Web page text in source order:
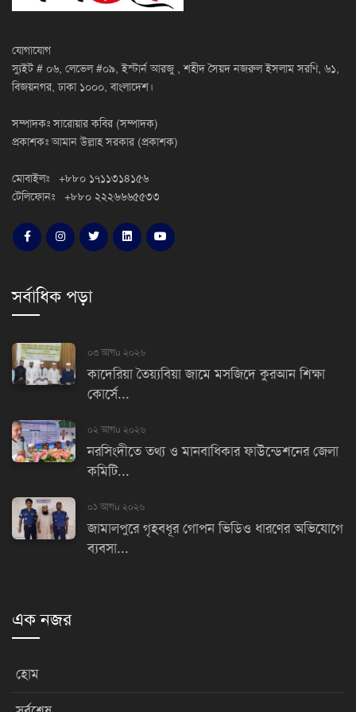
যোগাযোগ
স্যুইট # ০৬, লেভেল #০৯, ইস্টার্ন আরজু , শহীদ সৈয়দ নজরুল ইসলাম সরণি, ৬১,
বিজয়নগর, ঢাকা ১০০০, বাংলাদেশ।
সম্পাদকঃ সারোয়ার কবির (সম্পাদক)
প্রকাশকঃ আমান উল্লাহ সরকার (প্রকাশক)
মোবাইলঃ +৮৮০ ১৭১১৩১৪১৫৬
টেলিফোনঃ +৮৮০ ২২২৬৬৬৫৫৩৩
সর্বাধিক পড়া
০৩ আগu ২০২৬
কাদেরিয়া তৈয়্যবিয়া জামে মসজিদে কুরআন শিক্ষা
কোর্সে...
০২ আগu ২০২৬
নরসিংদীতে তথ্য ও মানবাধিকার ফাউন্ডেশনের জেলা
কমিটি...
০১ আগu ২০২৬
জামালপুরে গৃহবধূর গোপন ভিডিও ধারণের অভিযোগে
ব্যবসা...
এক নজর
হোম